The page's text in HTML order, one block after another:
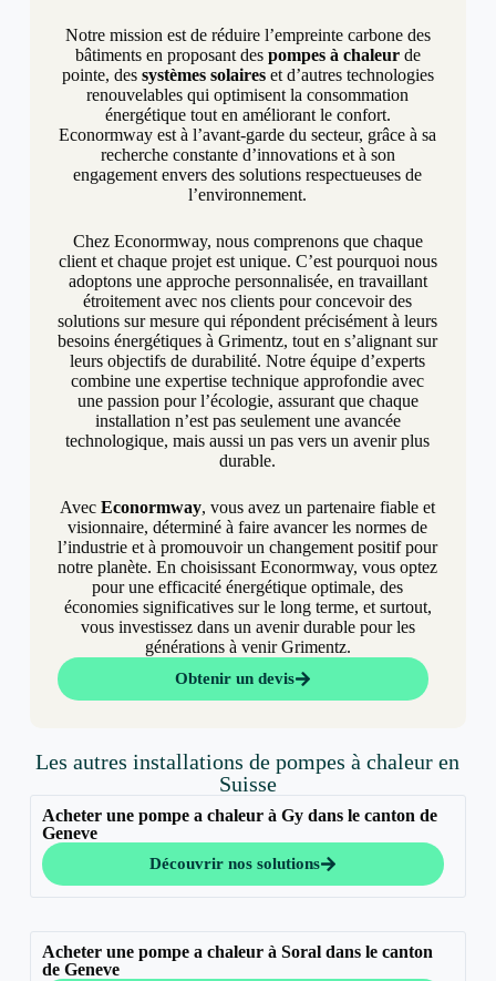
Notre mission est de réduire l’empreinte carbone des
bâtiments en proposant des pompes à chaleurde
pointe, des systèmes solaireset d’autres technologies
renouvelables qui optimisent la consommation
énergétique tout en améliorant le confort.
Econormway est à l’avant-garde du secteur, grâce à sa
recherche constante d’innovations et à son
engagement envers des solutions respectueuses de
l’environnement.
Chez Econormway, nous comprenons que chaque
client et chaque projet est unique. C’est pourquoi nous
adoptons une approche personnalisée, en travaillant
étroitement avec nos clients pour concevoir des
solutions sur mesure qui répondent précisément à leurs
besoins énergétiques à Grimentz, tout en s’alignant sur
leurs objectifs de durabilité. Notre équipe d’experts
combine une expertise technique approfondie avec
une passion pour l’écologie, assurant que chaque
installation n’est pas seulement une avancée
technologique, mais aussi un pas vers un avenir plus
durable.
AvecEconormway, vous avez un partenaire fiable et
visionnaire, déterminé à faire avancer les normes de
l’industrie et à promouvoir un changement positif pour
notre planète. En choisissant Econormway, vous optez
pour une efficacité énergétique optimale, des
économies significatives sur le long terme, et surtout,
vous investissez dans un avenir durable pour les
générations à venir Grimentz.
Obtenir un devis
Les autres installations de pompes à chaleur en
Suisse
Acheter une pompe a chaleur à Gy dans le canton de
Geneve
Découvrir nos solutions
Acheter une pompe a chaleur à Soral dans le canton
de Geneve